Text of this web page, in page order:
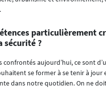
particulièrement
sécurité ?
confrontés aujourd’hui, ce sont
se former à se tenir à jour
dans notre quotidien. On ne